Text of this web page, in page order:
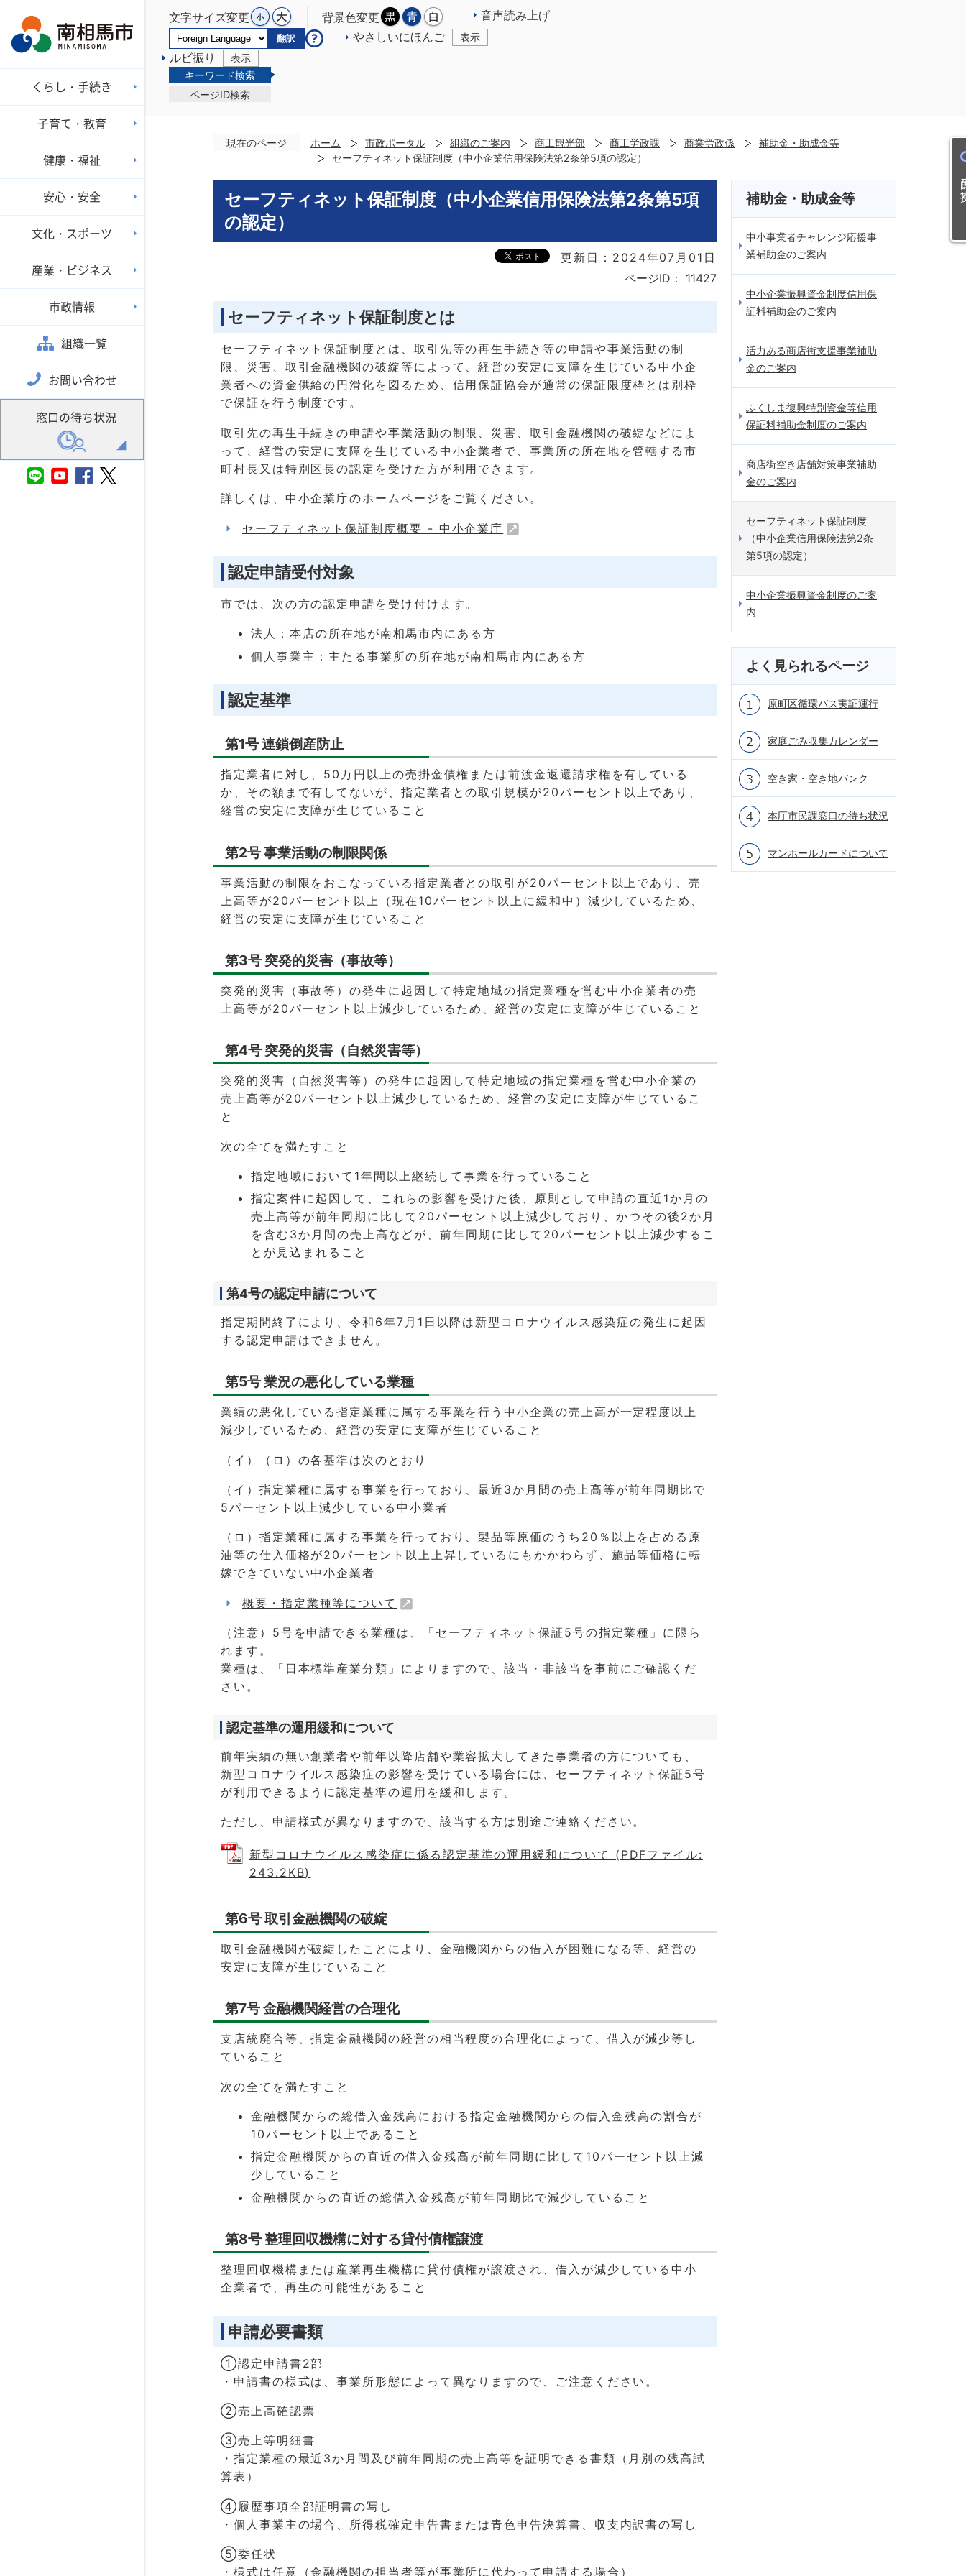
文字サイズ変更 背景色変更 音声読み上げ
翻訳 やさしいにほんご 表示
ルビ振り
表示
キーワード検索
ページID検索
くらし・手続き
子育て・教育
健康・福祉
安心・安全
文化・スポーツ
産業・ビジネス
市政情報
組織一覧
お問い合わせ
窓口の待ち状況
目
現在のページ ホーム 市政ポータル 組織のご案内 商工観光部 商工労政課 商業労政係
補助金・助成金等
セーフティネット保証制度（中小企業信用保険法第2条第5項の認定）
セーフティネット保証制度（中小企業信用保険法第2条第5項
の認定）
更新日：2024年07月01日
ページID：
11427
セーフティネット保証制度とは
セーフティネット保証制度とは、取引先等の再生手続き等の申請や事業活動の制
限、災害、取引金融機関の破綻等によって、経営の安定に支障を生じている中小企
業者への資金供給の円滑化を図るため、信用保証協会が通常の保証限度枠とは別枠
で保証を行う制度です。
取引先の再生手続きの申請や事業活動の制限、災害、取引金融機関の破綻などによ
って、経営の安定に支障を生じている中小企業者で、事業所の所在地を管轄する市
町村長又は特別区長の認定を受けた方が利用できます。
詳しくは、中小企業庁のホームページをご覧ください。
セーフティネット保証制度概要 - 中小企業庁
認定申請受付対象
市では、次の方の認定申請を受け付けます。
法人：本店の所在地が南相馬市内にある方
個人事業主：主たる事業所の所在地が南相馬市内にある方
認定基準
第1号 連鎖倒産防止
指定業者に対し、50万円以上の売掛金債権または前渡金返還請求権を有している
か、その額まで有してないが、指定業者との取引規模が20パーセント以上であり、
経営の安定に支障が生じていること
第2号 事業活動の制限関係
事業活動の制限をおこなっている指定業者との取引が20パーセント以上であり、売
上高等が20パーセント以上（現在10パーセント以上に緩和中）減少しているため、
経営の安定に支障が生じていること
第3号 突発的災害（事故等）
突発的災害（事故等）の発生に起因して特定地域の指定業種を営む中小企業者の売
上高等が20パーセント以上減少しているため、経営の安定に支障が生じていること
第4号 突発的災害（自然災害等）
突発的災害（自然災害等）の発生に起因して特定地域の指定業種を営む中小企業の
売上高等が20パーセント以上減少しているため、経営の安定に支障が生じているこ
と
次の全てを満たすこと
指定地域において1年間以上継続して事業を行っていること
指定案件に起因して、これらの影響を受けた後、原則として申請の直近1か月の
売上高等が前年同期に比して20パーセント以上減少しており、かつその後2か月
を含む3か月間の売上高などが、前年同期に比して20パーセント以上減少するこ
とが見込まれること
第4号の認定申請について
指定期間終了により、令和6年7月1日以降は新型コロナウイルス感染症の発生に起因
する認定申請はできません。
第5号 業況の悪化している業種
業績の悪化している指定業種に属する事業を行う中小企業の売上高が一定程度以上
減少しているため、経営の安定に支障が生じていること
（イ）（ロ）の各基準は次のとおり
（イ）指定業種に属する事業を行っており、最近3か月間の売上高等が前年同期比で
5パーセント以上減少している中小業者
（ロ）指定業種に属する事業を行っており、製品等原価のうち20％以上を占める原
油等の仕入価格が20パーセント以上上昇しているにもかかわらず、施品等価格に転
嫁できていない中小企業者
概要・指定業種等について
（注意）5号を申請できる業種は、「セーフティネット保証5号の指定業種」に限ら
れます。
業種は、「日本標準産業分類」によりますので、該当・非該当を事前にご確認くだ
さい。
認定基準の運用緩和について
前年実績の無い創業者や前年以降店舗や業容拡大してきた事業者の方についても、
新型コロナウイルス感染症の影響を受けている場合には、セーフティネット保証5号
が利用できるように認定基準の運用を緩和します。
ただし、申請様式が異なりますので、該当する方は別途ご連絡ください。
新型コロナウイルス感染症に係る認定基準の運用緩和について (PDFファイル:
243.2KB)
第6号 取引金融機関の破綻
取引金融機関が破綻したことにより、金融機関からの借入が困難になる等、経営の
安定に支障が生じていること
第7号 金融機関経営の合理化
支店統廃合等、指定金融機関の経営の相当程度の合理化によって、借入が減少等し
ていること
次の全てを満たすこと
金融機関からの総借入金残高における指定金融機関からの借入金残高の割合が
10パーセント以上であること
指定金融機関からの直近の借入金残高が前年同期に比して10パーセント以上減
少していること
金融機関からの直近の総借入金残高が前年同期比で減少していること
第8号 整理回収機構に対する貸付債権譲渡
整理回収機構または産業再生機構に貸付債権が譲渡され、借入が減少している中小
企業者で、再生の可能性があること
申請必要書類
①認定申請書2部
・申請書の様式は、事業所形態によって異なりますので、ご注意ください。
②売上高確認票
③売上等明細書
・指定業種の最近3か月間及び前年同期の売上高等を証明できる書類（月別の残高試
算表）
④履歴事項全部証明書の写し
・個人事業主の場合、所得税確定申告書または青色申告決算書、収支内訳書の写し
⑤委任状
・様式は任意（金融機関の担当者等が事業所に代わって申請する場合）
補助金・助成金等
中小事業者チャレンジ応援事
業補助金のご案内
中小企業振興資金制度信用保
証料補助金のご案内
活力ある商店街支援事業補助
金のご案内
ふくしま復興特別資金等信用
保証料補助金制度のご案内
商店街空き店舗対策事業補助
金のご案内
セーフティネット保証制度
（中小企業信用保険法第2条
第5項の認定）
中小企業振興資金制度のご案
内
よく見られるページ
原町区循環バス実証運行
家庭ごみ収集カレンダー
空き家・空き地バンク
本庁市民課窓口の待ち状況
マンホールカードについて